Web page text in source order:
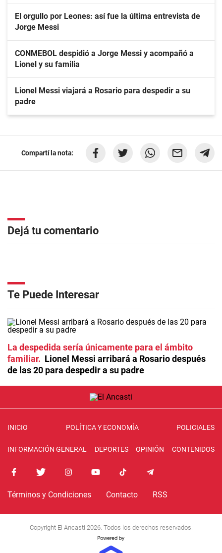
El orgullo por Leones: así fue la última entrevista de
Jorge Messi
CONMEBOL despidió a Jorge Messi y acompañó a
Lionel y su familia
Lionel Messi viajará a Rosario para despedir a su
padre
Compartí la nota:
Dejá tu comentario
Te Puede Interesar
La despedida sería únicamente para el ámbito
familiar
Lionel Messi arribará a Rosario después
de las 20 para despedir a su padre
INICIO POLÍTICA Y ECONOMÍA POLICIALES
INFORMACIÓN GENERAL DEPORTES OPINIÓN CONTENIDOS
Términos y Condiciones Contacto RSS
Copyright El Ancasti 2026. Todos los derechos reservados.